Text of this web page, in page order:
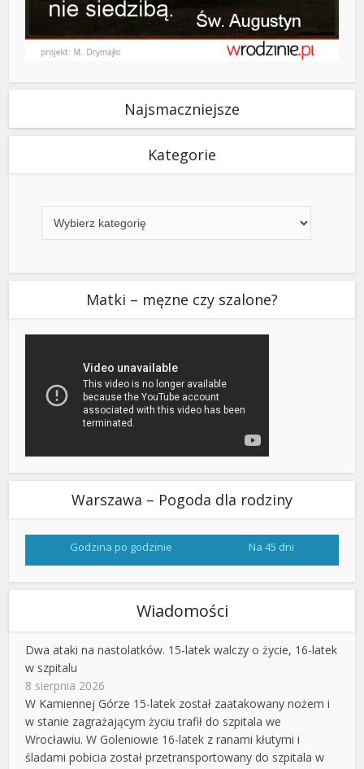
Najsmaczniejsze
Kategorie
Matki – męzne czy szalone?
Warszawa – Pogoda dla rodziny
Godzina po godzinie Na 45 dni
Wiadomości
Dwa ataki na nastolatków. 15-latek walczy o życie, 16-latek
w szpitalu
8 sierpnia 2026
W Kamiennej Górze 15-latek został zaatakowany nożem i
w stanie zagrażającym życiu trafił do szpitala we
Wrocławiu. W Goleniowie 16-latek z ranami kłutymi i
śladami pobicia został przetransportowany do szpitala w